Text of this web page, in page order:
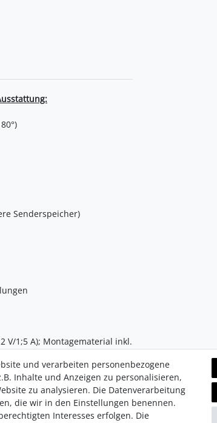

Senderspeicher) 

V/1;5 A); Montagematerial inkl.
und verarbeiten personenbezogene
Inhalte und Anzeigen zu personalisieren,
zu analysieren. Die Datenverarbeitung
die wir in den Einstellungen benennen.
Interesses erfolgen. Die